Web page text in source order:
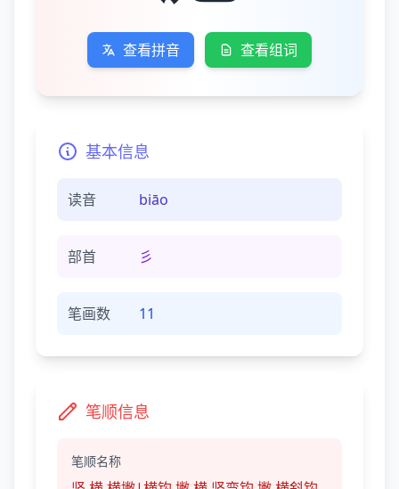
查看拼音 查看组词
基本信息
读音 biāo
部首 彡
笔画数 11
笔顺信息
笔顺名称